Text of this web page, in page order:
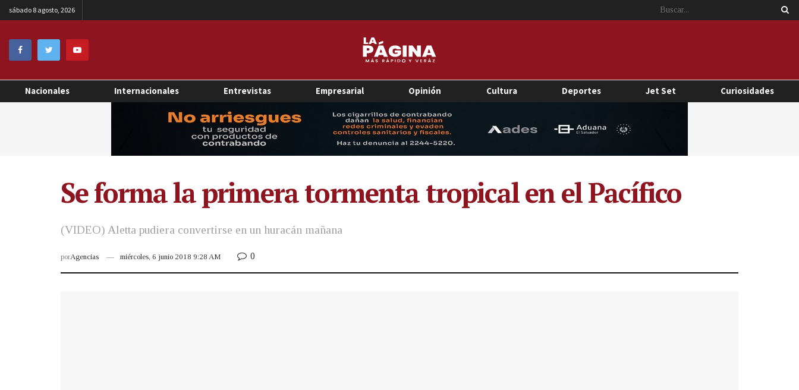
sábado 8 agosto, 2026
Nacionales Internacionales Entrevistas Empresarial Opinión Cultura Deportes Jet Set Curiosidades
Se forma la primera tormenta tropical en el Pacífico
(VIDEO) Aletta pudiera convertirse en un huracán mañana
porAgencias miércoles, 6 junio 2018 9:28 AM 0